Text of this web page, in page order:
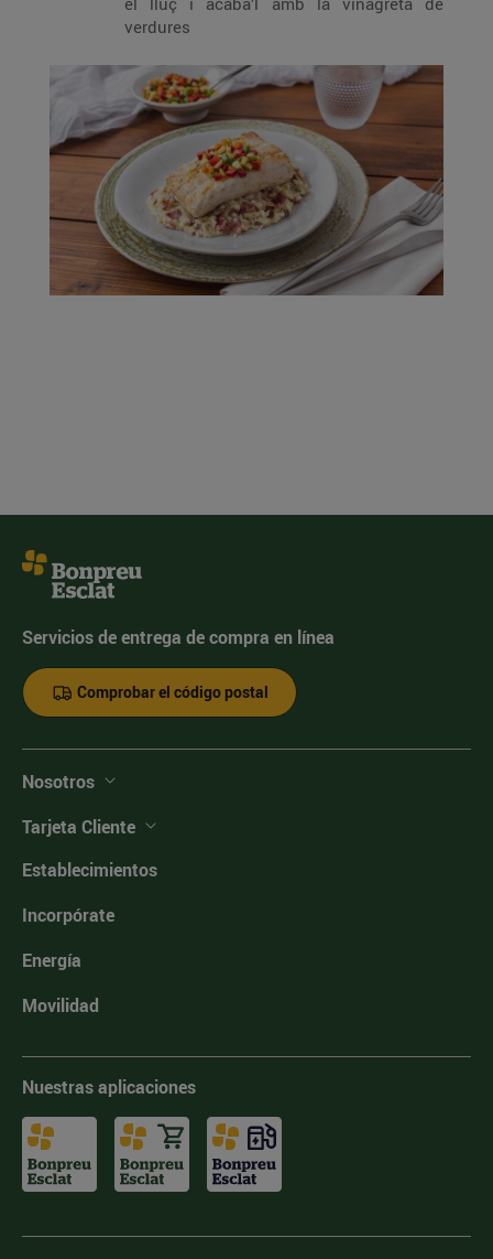
verdures
Servicios de entrega de compra en línea
Comprobar el código postal
Nosotros
Tarjeta Cliente
Establecimientos
Incorpórate
Energía
Movilidad
Nuestras aplicaciones